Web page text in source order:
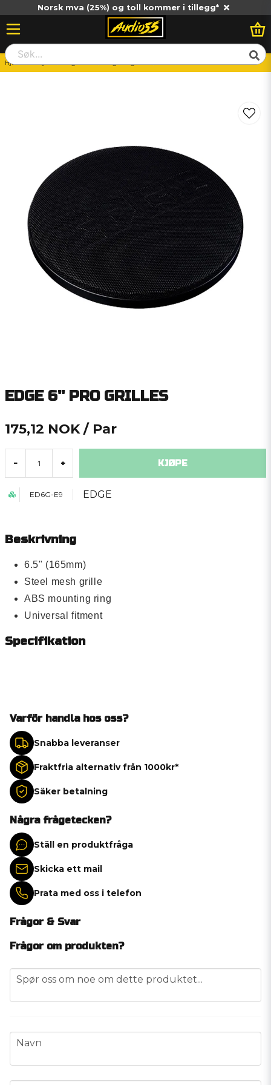
Norsk mva (25%) og toll kommer i tillegg*
Hjem Billjud Högtalare Högtalargaller 6.5" EDGE 6'' PRO GRILLES
EDGE 6'' PRO GRILLES
175,12 NOK / Par
- + KJØPE
ED6G-E9 EDGE
Beskrivning
6.5" (165mm)
Steel mesh grille
ABS mounting ring
Universal fitment
Specifikation
Varför handla hos oss?
Snabba leveranser
Fraktfria alternativ från 1000kr*
Säker betalning
Några frågetecken?
Ställ en produktfråga
Skicka ett mail
Prata med oss i telefon
Frågor & Svar
Frågor om produkten?
question
Spør oss om noe om dette produktet...
name
Navn